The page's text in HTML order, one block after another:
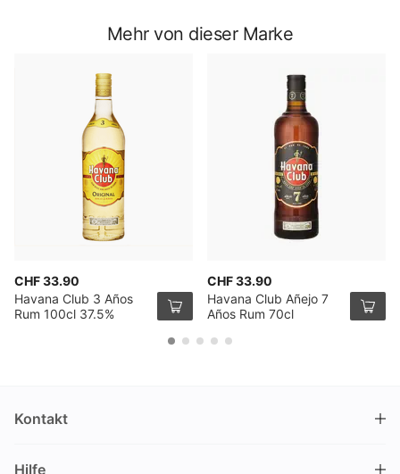
Mehr von dieser Marke
CHF 33.90
Havana Club 3 Años
Rum 100cl 37.5%
CHF 33.90
Havana Club Añejo 7
Años Rum 70cl
Kontakt
Hilfe